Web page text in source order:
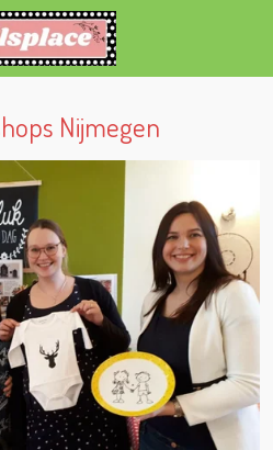
Nijmegen